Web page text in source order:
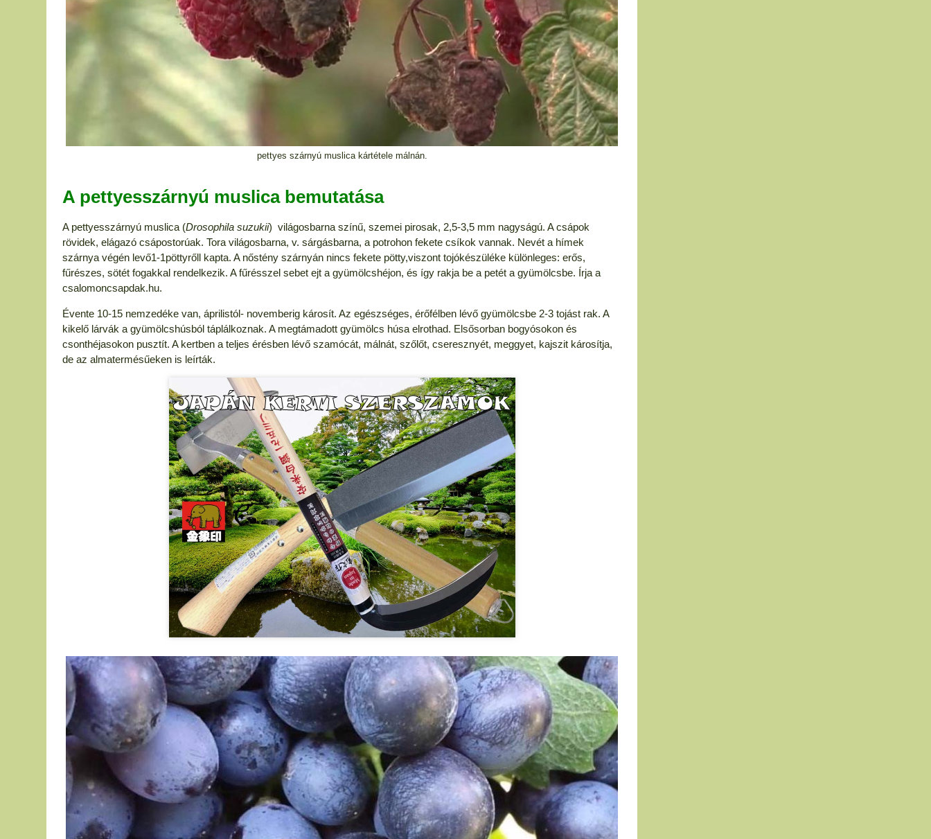
pettyes szárnyú muslica kártétele málnán.
A pettyesszárnyú muslica bemutatása
A pettyesszárnyú muslica (Drosophila suzukii) világosbarna színű, szemei pirosak, 2,5-3,5 mm nagyságú. A csápok
rövidek, elágazó csápostorúak. Tora világosbarna, v. sárgásbarna, a potrohon fekete csíkok vannak. Nevét a hímek
szárnya végén levő1-1pöttyrőll kapta. A nőstény szárnyán nincs fekete pötty,viszont tojókészüléke különleges: erős,
fűrészes, sötét fogakkal rendelkezik. A fűrésszel sebet ejt a gyümölcshéjon, és így rakja be a petét a gyümölcsbe. Írja a
csalomoncsapdak.hu.
Évente 10-15 nemzedéke van, áprilistól- novemberig károsít. Az egészséges, érőfélben lévő gyümölcsbe 2-3 tojást rak. A
kikelő lárvák a gyümölcshúsból táplálkoznak. A megtámadott gyümölcs húsa elrothad. Elsősorban bogyósokon és
csonthéjasokon pusztít. A kertben a teljes érésben lévő szamócát, málnát, szőlőt, cseresznyét, meggyet, kajszit károsítja,
de az almatermésűeken is leírták.